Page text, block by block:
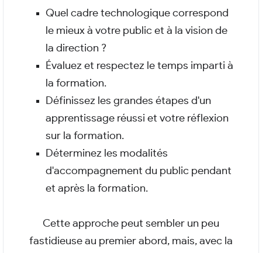
Quel cadre technologique correspond
le mieux à votre public et à la vision de
la direction ?
Évaluez et respectez le temps imparti à
la formation.
Définissez les grandes étapes d'un
apprentissage réussi et votre réflexion
sur la formation.
Déterminez les modalités
d'accompagnement du public pendant
et après la formation.
Cette approche peut sembler un peu
fastidieuse au premier abord, mais, avec la